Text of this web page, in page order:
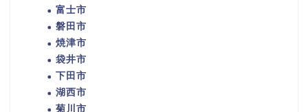
富士市
磐田市
焼津市
袋井市
下田市
湖西市
菊川市